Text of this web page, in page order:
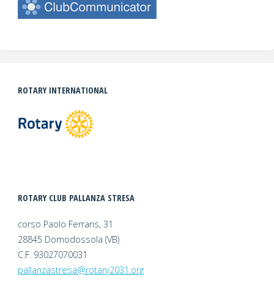
ROTARY INTERNATIONAL
ROTARY CLUB PALLANZA STRESA
corso Paolo Ferraris, 31
28845 Domodossola (VB)
C.F. 93027070031
pallanzastresa@rotary2031.org